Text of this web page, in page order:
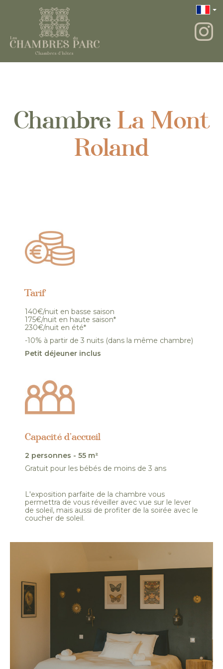
ChambreLa Mont
Roland
Tarif
140€/nuit en basse saison
175€/nuit en haute saison*
230€/nuit en été*
-10% à partir de 3 nuits (dans la même chambre)
Petit déjeuner inclus
Capacité d’accueil
2 personnes - 55 m²
Gratuit pour les bébés de moins de 3 ans
L'exposition parfaite de la chambre vous
permettra de vous réveiller avec vue sur le lever
de soleil, mais aussi de profiter de la soirée avec le
coucher de soleil.